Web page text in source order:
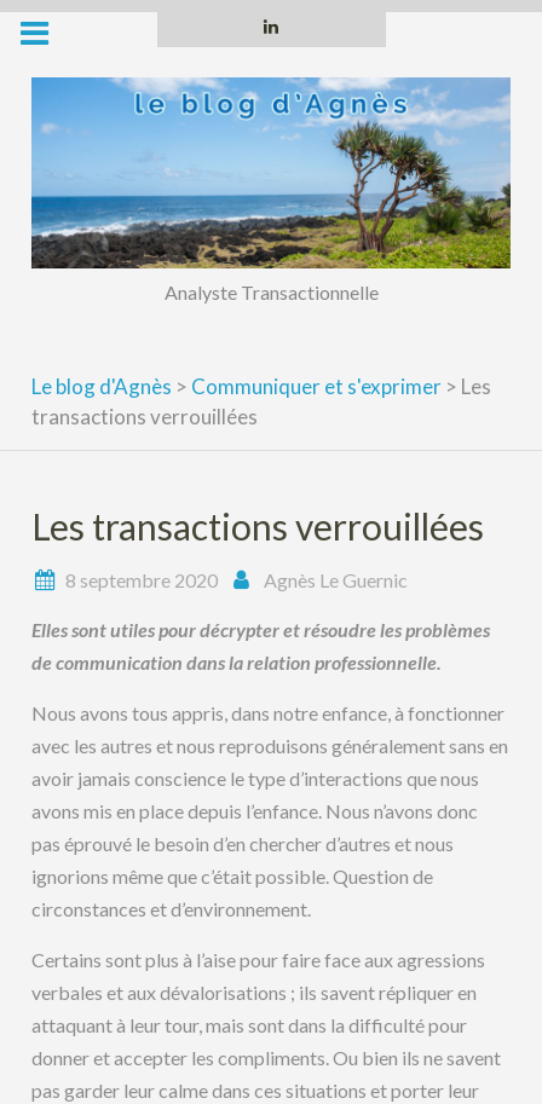
Skip
content
Analyste Transactionnelle
Le blog d'Agnès > Communiquer et s'exprimer > Les
transactions verrouillées
Les transactions verrouillées
8 septembre 2020 Agnès Le Guernic
Elles sont utiles pour décrypter et résoudre les problèmes
de communication dans la relation professionnelle.
Nous avons tous appris, dans notre enfance, à fonctionner
avec les autres et nous reproduisons généralement sans en
avoir jamais conscience le type d’interactions que nous
avons mis en place depuis l’enfance. Nous n’avons donc
pas éprouvé le besoin d’en chercher d’autres et nous
ignorions même que c’était possible. Question de
circonstances et d’environnement.
Certains sont plus à l’aise pour faire face aux agressions
verbales et aux dévalorisations ; ils savent répliquer en
attaquant à leur tour, mais sont dans la difficulté pour
donner et accepter les compliments. Ou bien ils ne savent
pas garder leur calme dans ces situations et porter leur